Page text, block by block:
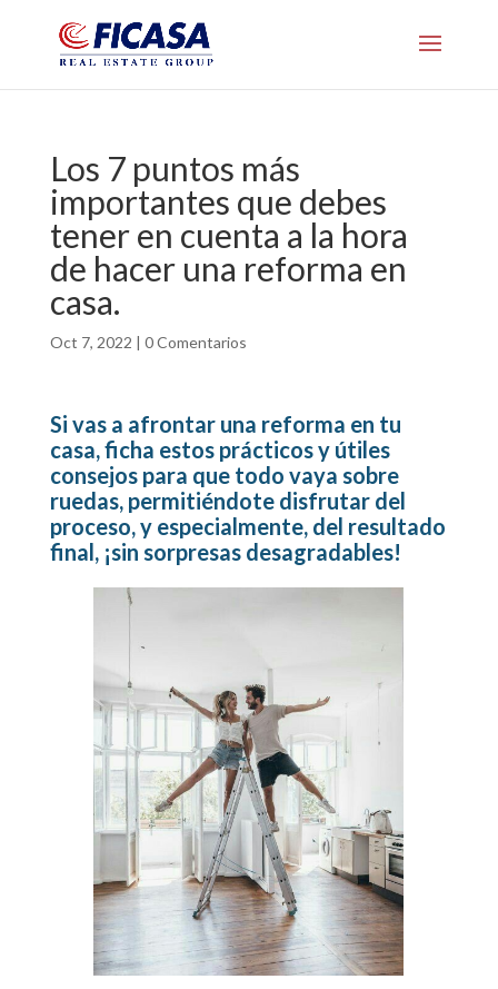
Los 7 puntos más
importantes que debes
tener en cuenta a la hora
de hacer una reforma en
casa.
Oct 7, 2022 | 0 Comentarios
Si vas a afrontar una reforma en tu
casa, ficha estos prácticos y útiles
consejos para que todo vaya sobre
ruedas, permitiéndote disfrutar del
proceso, y especialmente, del resultado
final, ¡sin sorpresas desagradables!